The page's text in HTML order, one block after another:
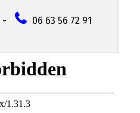
- 06 63 56 72 91